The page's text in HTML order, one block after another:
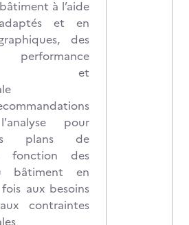
à l’aide
et en
des
et
pour
plans de
fonction des
bâtiment en
aux besoins
contraintes